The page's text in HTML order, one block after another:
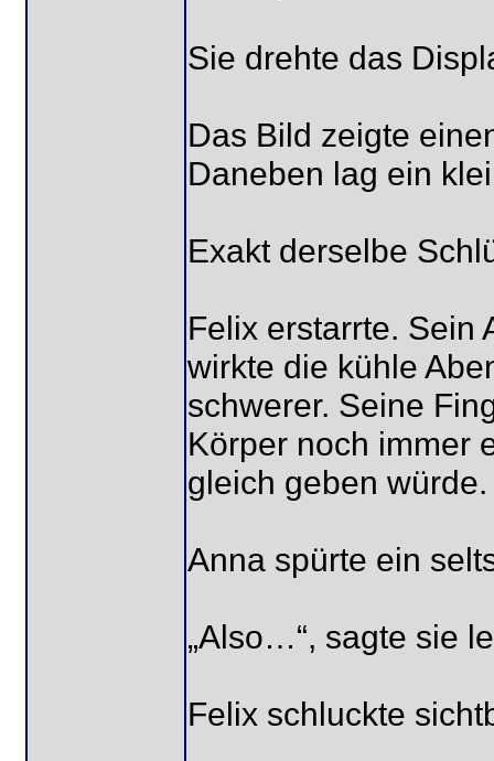
Sie drehte das
Das Bild zeigte
Daneben lag ein
Exakt derselbe
Felix erstarrte. Sein
wirkte die kühle
schwerer. Seine
Körper noch immer
gleich geben würde.
Anna spürte ein
„Also…“, sagte sie
Felix schluckte